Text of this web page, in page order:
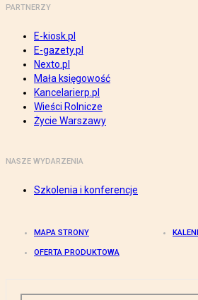
PARTNERZY
E-kiosk.pl
E-gazety.pl
Nexto.pl
Mała księgowość
Kancelarierp.pl
Wieści Rolnicze
Życie Warszawy
NASZE WYDARZENIA
Szkolenia i konferencje
MAPA STRONY
OFERTA PRODUKTOWA